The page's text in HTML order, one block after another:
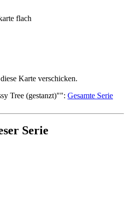
flach
Karte verschicken.
Tree (gestanzt)"": Gesamte Serie
Serie